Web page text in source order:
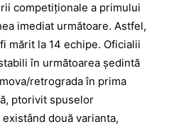
competiţionale a primului
imediat următoare. Astfel,
mărit la 14 echipe. Oficialii
în următoarea şedintă
retrograda în prima
ptorivit spuselor
două varianta,